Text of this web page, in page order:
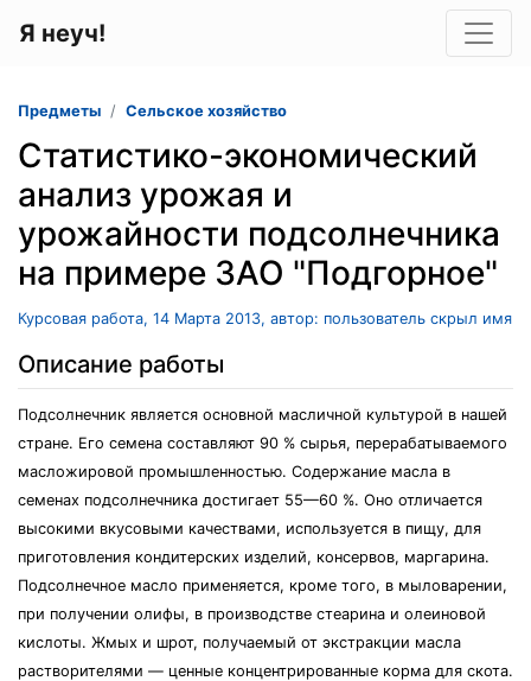
Я неуч!
Предметы Сельское хозяйство
Статистико-экономический
анализ урожая и
урожайности подсолнечника
на примере ЗАО "Подгорное"
Курсовая работа, 14 Марта 2013, автор: пользователь скрыл имя
Описание работы
Подсолнечник является основной масличной культурой в нашей
стране. Его семена составляют 90 % сырья, перерабатываемого
масложировой промышленностью. Содержание масла в
семенах подсолнечника достигает 55—60 %. Оно отличается
высокими вкусовыми качествами, используется в пищу, для
приготовления кондитерских изделий, консервов, маргарина.
Подсолнечное масло применяется, кроме того, в мыловарении,
при получении олифы, в производстве стеарина и олеиновой
кислоты. Жмых и шрот, получаемый от экстракции масла
растворителями — ценные концентрированные корма для скота.